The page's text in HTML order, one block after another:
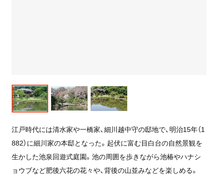
江戸時代には清水家や一橋家、細川越中守の邸地で、明治15年（1
882）に細川家の本邸となった。起伏に富む目白台の自然景観を
生かした池泉回遊式庭園。池の周囲を歩きながら池椿やハナシ
ョウブなど肥後六花の花々や、背後の山並みなどを楽しめる。